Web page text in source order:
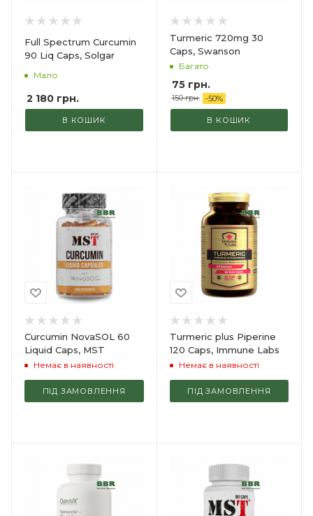
Full Spectrum Curcumin
90 Liq Caps, Solgar
Мало
2 180 грн.
В КОШИК
Turmeric 720mg 30
Caps, Swanson
Багато
75грн.
150грн. -50%
В КОШИК
Curcumin NovaSOL 60
Liquid Caps, MST
Немає в наявності
ПІД ЗАМОВЛЕННЯ
Turmeric plus Piperine
120 Caps, Immune Labs
Немає в наявності
ПІД ЗАМОВЛЕННЯ